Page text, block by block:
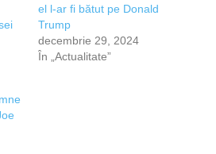
el l-ar fi bătut pe Donald
Trump
decembrie 29, 2024
În „Actualitate”